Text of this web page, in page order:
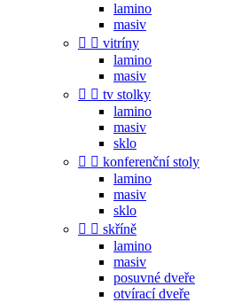
lamino
masiv
  vitríny
lamino
masiv
  tv stolky
lamino
masiv
sklo
  konferenční stoly
lamino
masiv
sklo
  skříně
lamino
masiv
posuvné dveře
otvírací dveře